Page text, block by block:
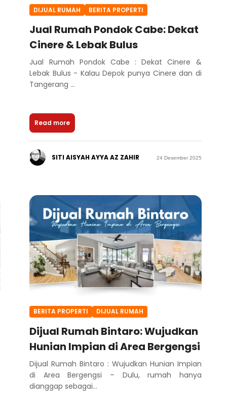
DIJUAL RUMAH BERITA PROPERTI
Jual Rumah Pondok Cabe: Dekat
Cinere & Lebak Bulus
Jual Rumah Pondok Cabe : Dekat Cinere &
Lebak Bulus - Kalau Depok punya Cinere dan di
Tangerang ...
Read more
SITI AISYAH AYYA AZ ZAHIR 24 Desember 2025
BERITA PROPERTI DIJUAL RUMAH
Dijual Rumah Bintaro: Wujudkan
Hunian Impian di Area Bergengsi
Dijual Rumah Bintaro : Wujudkan Hunian Impian
di Area Bergengsi – Dulu, rumah hanya
dianggap sebagai...